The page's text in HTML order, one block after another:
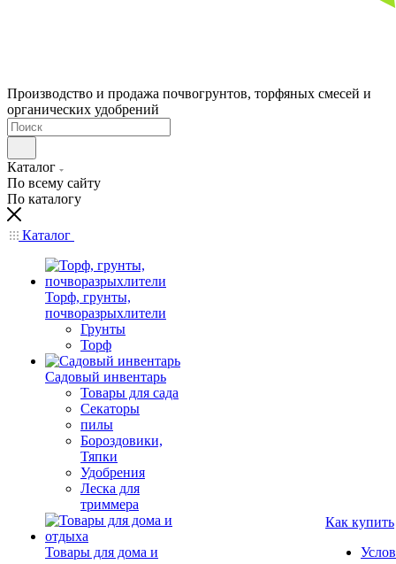
Производство и продажа почвогрунтов, торфяных смесей и
органических удобрений
Каталог
По всему сайту
По каталогу
Каталог
Торф, грунты,
почворазрыхлители
Грунты
Торф
Садовый инвентарь
Товары для сада
Секаторы
пилы
Бороздовики,
Тяпки
Удобрения
Леска для
триммера
Товары для дома и
Как купить